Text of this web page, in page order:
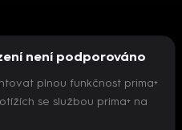
přehrávač
není podporováno
plnou funkčnost prima+
se službou prima+ na